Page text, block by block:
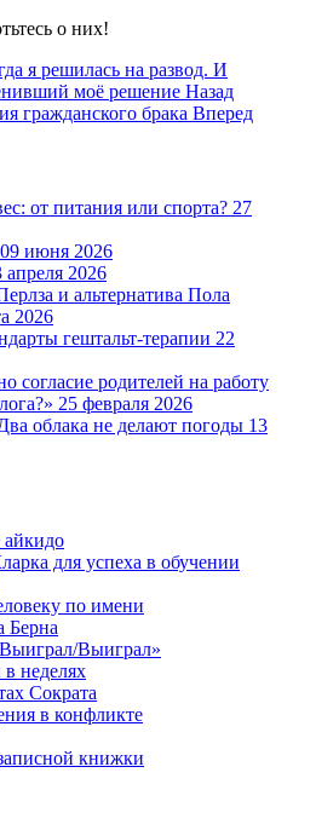
о них!
я решилась на развод. И
моё решение Назад
гражданского брака Вперед
от питания или спорта? 27
09 июня 2026
апреля 2026
и альтернатива Пола
2026
гештальт-терапии 22
согласие родителей на работу
25 февраля 2026
облака не делают погоды 13
айкидо
для успеха в обучении
по имени
Берна
Выиграл»
неделях
Сократа
в конфликте
книжки